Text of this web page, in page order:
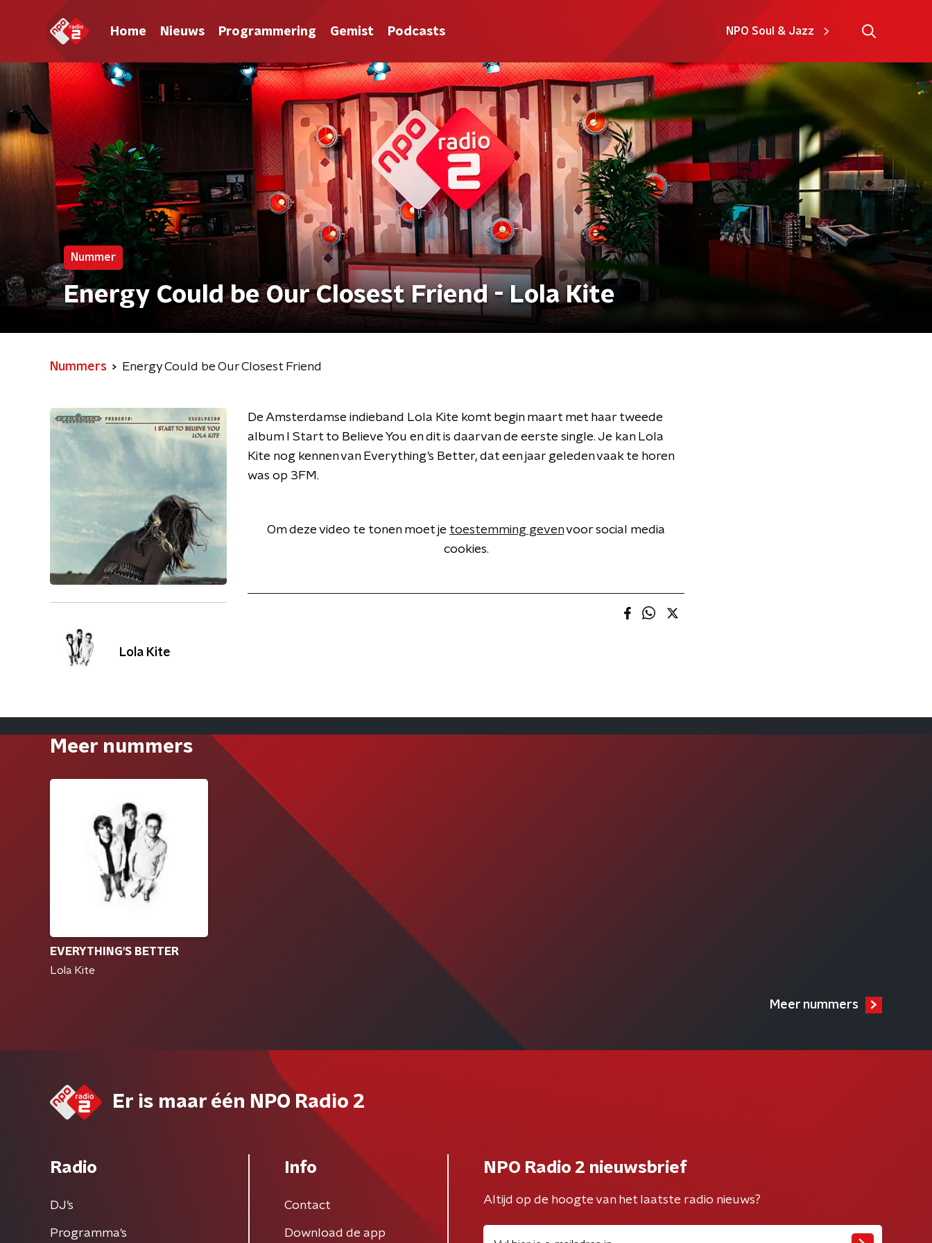
Home Nieuws Programmering Gemist Podcasts NPO Soul & Jazz
Nummer
Energy Could be Our Closest Friend - Lola Kite
Nummers Energy Could be Our Closest Friend
Lola Kite
De Amsterdamse indieband Lola Kite komt begin maart met haar tweede
album I Start to Believe You en dit is daarvan de eerste single. Je kan Lola
Kite nog kennen van Everything's Better, dat een jaar geleden vaak te horen
was op 3FM.
Om deze video te tonen moet je toestemming gevenvoor social media
cookies.
Meer nummers
EVERYTHING'S BETTER
Lola Kite
Meer nummers
Er is maar één NPO Radio 2
Radio
DJ’s
Programma's
Info
Contact
Download de app
NPO Radio 2 nieuwsbrief
Altijd op de hoogte van het laatste radio nieuws?